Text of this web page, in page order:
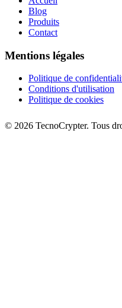
Blog
Produits
Contact
Mentions légales
Politique de
Conditions d'utilisation
Politique de cookies
© 2026 TecnoCrypter. Tous